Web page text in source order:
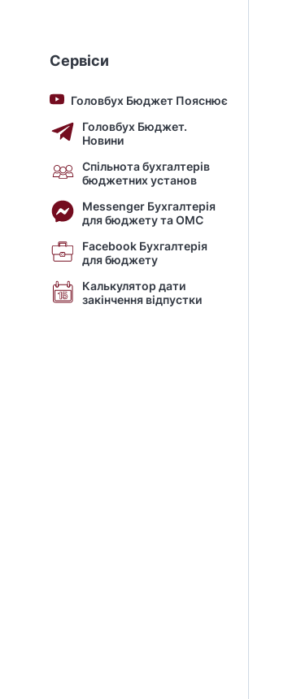
Сервіси
Головбух Бюджет Пояснює
Головбух Бюджет.
Новини
Спільнота бухгалтерів
бюджетних установ
Messenger Бухгалтерія
для бюджету та ОМС
Facebook Бухгалтерія
для бюджету
Калькулятор дати
закінчення відпустки